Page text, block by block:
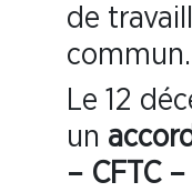
de
commun.
Le 12
un
– CFTC